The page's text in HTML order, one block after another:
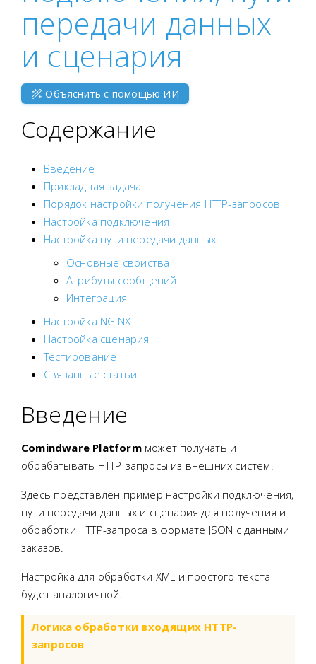
передачи данных
и сценария
Объяснить с помощью ИИ
Содержание
Введение
Прикладная задача
Порядок настройки получения HTTP-запросов
Настройка подключения
Настройка пути передачи данных
Основные свойства
Атрибуты сообщений
Интеграция
Настройка NGINX
Настройка сценария
Тестирование
Связанные статьи
Введение
Comindware Platformможет получать и
обрабатывать HTTP-запросы из внешних систем.
Здесь представлен пример настройки подключения,
пути передачи данных и сценария для получения и
обработки HTTP-запроса в формате JSON с данными
заказов.
Настройка для обработки XML и простого текста
будет аналогичной.
Логика обработки входящих HTTP-
запросов